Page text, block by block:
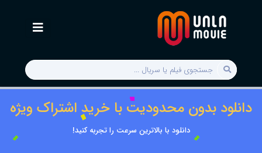
دانلود بدون محدودیت با خرید اشتراک ویژه
دانلود با بالاترین سرعت را تجربه کنید!